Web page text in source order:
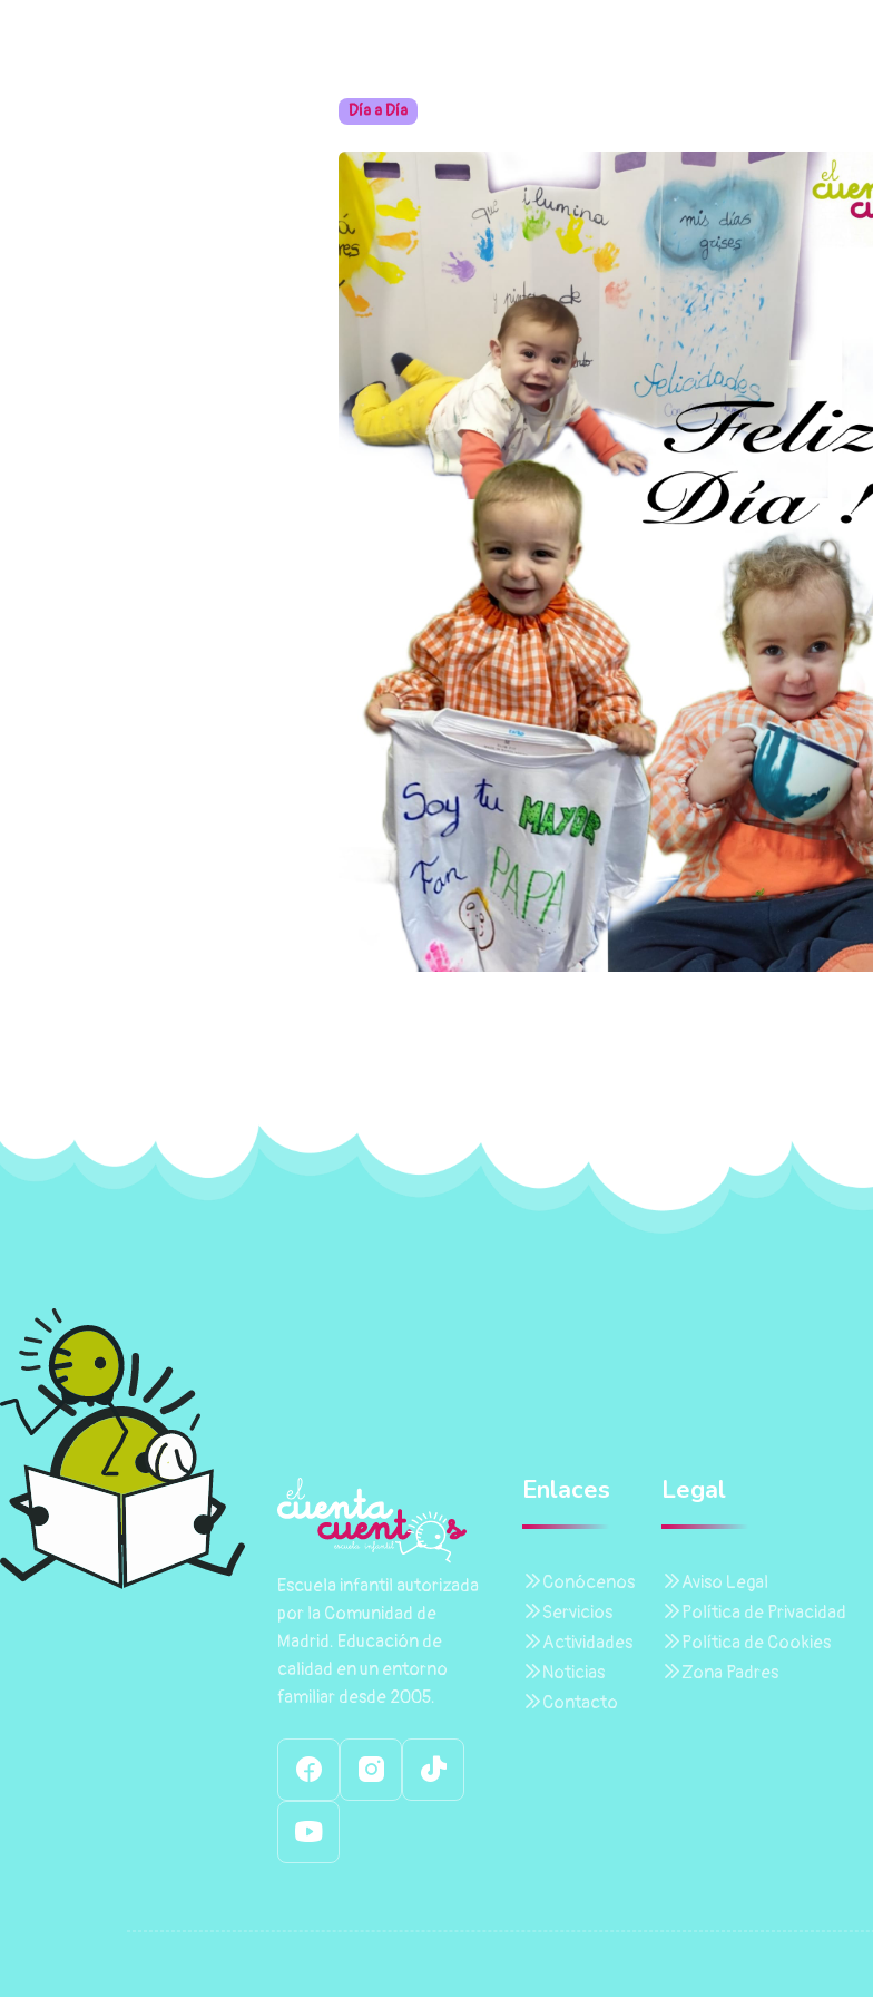
Día a Día
Escuela infantil autorizada
por la Comunidad de
Madrid. Educación de
calidad en un entorno
familiar desde 2005.
Enlaces
Conócenos
Servicios
Actividades
Noticias
Contacto
Legal
Aviso Legal
Política de Privacidad
Política de Cookies
Zona Padres